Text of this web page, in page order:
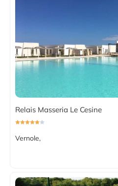
Relais Masseria Le Cesine
Vernole,